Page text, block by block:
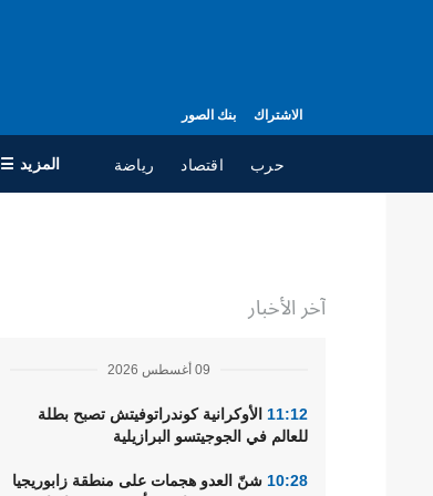
الاشتراك بنك الصور
حرب اقتصاد رياضة المزيد ☰
حرب
تعافي أوكرانيا
مجتمع
الدفاع
آخر الأخبار
09 أغسطس 2026
11:12 الأوكرانية كوندراتوفيتش تصبح بطلة
للعالم في الجوجيتسو البرازيلية
10:28 شنّ العدو هجمات على منطقة زابوريجيا